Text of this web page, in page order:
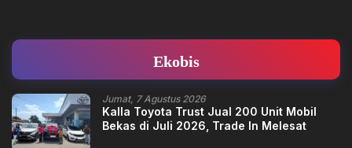
Ekobis
Jumat, 7 Agustus 2026
Kalla Toyota Trust Jual 200 Unit Mobil
Bekas di Juli 2026, Trade In Melesat